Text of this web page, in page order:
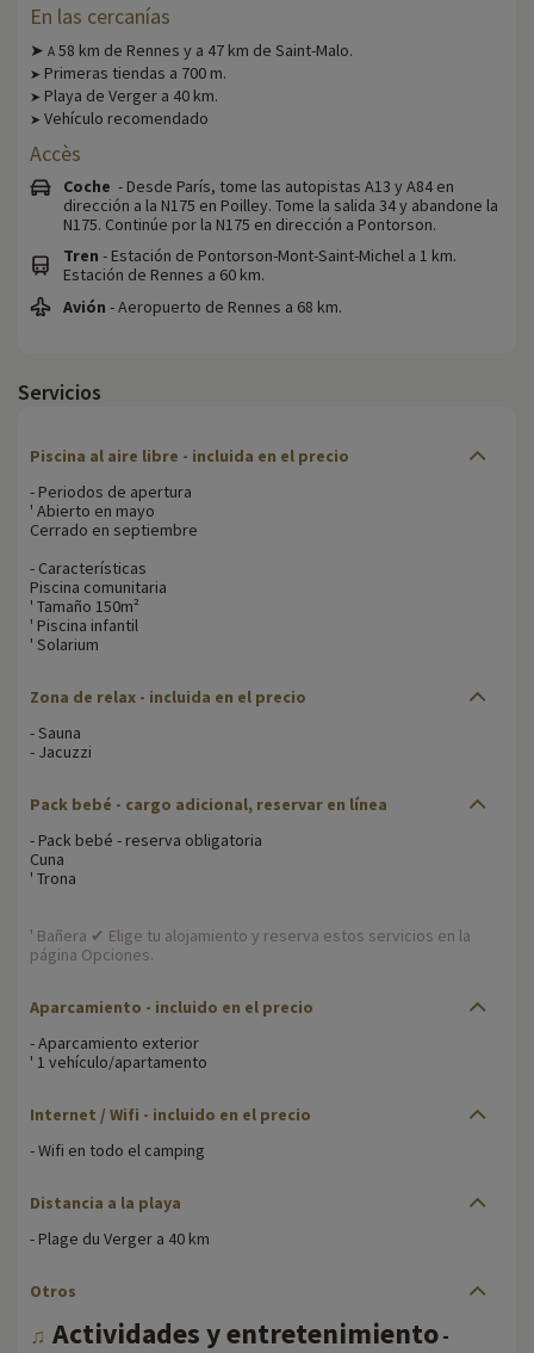
En las cercanías
➤ A 58 km de Rennes y a 47 km de Saint-Malo.
➤ Primeras tiendas a 700 m.
➤ Playa de Verger a 40 km.
➤ Vehículo recomendado
Accès
Coche - Desde París, tome las autopistas A13 y A84 en
dirección a la N175 en Poilley. Tome la salida 34 y abandone la
N175. Continúe por la N175 en dirección a Pontorson.
Tren - Estación de Pontorson-Mont-Saint-Michel a 1 km.
Estación de Rennes a 60 km.
Avión - Aeropuerto de Rennes a 68 km.
Servicios
Piscina al aire libre - incluida en el precio
- Periodos de apertura
' Abierto en mayo
Cerrado en septiembre
- Características
Piscina comunitaria
' Tamaño 150m²
' Piscina infantil
' Solarium
Zona de relax - incluida en el precio
- Sauna
- Jacuzzi
Pack bebé - cargo adicional, reservar en línea
- Pack bebé - reserva obligatoria
Cuna
' Trona
' Bañera ✔ Elige tu alojamiento y reserva estos servicios en la
página Opciones.
Aparcamiento - incluido en el precio
- Aparcamiento exterior
' 1 vehículo/apartamento
Internet / Wifi - incluido en el precio
- Wifi en todo el camping
Distancia a la playa
- Plage du Verger a 40 km
Otros
♫ Actividades y entretenimiento-